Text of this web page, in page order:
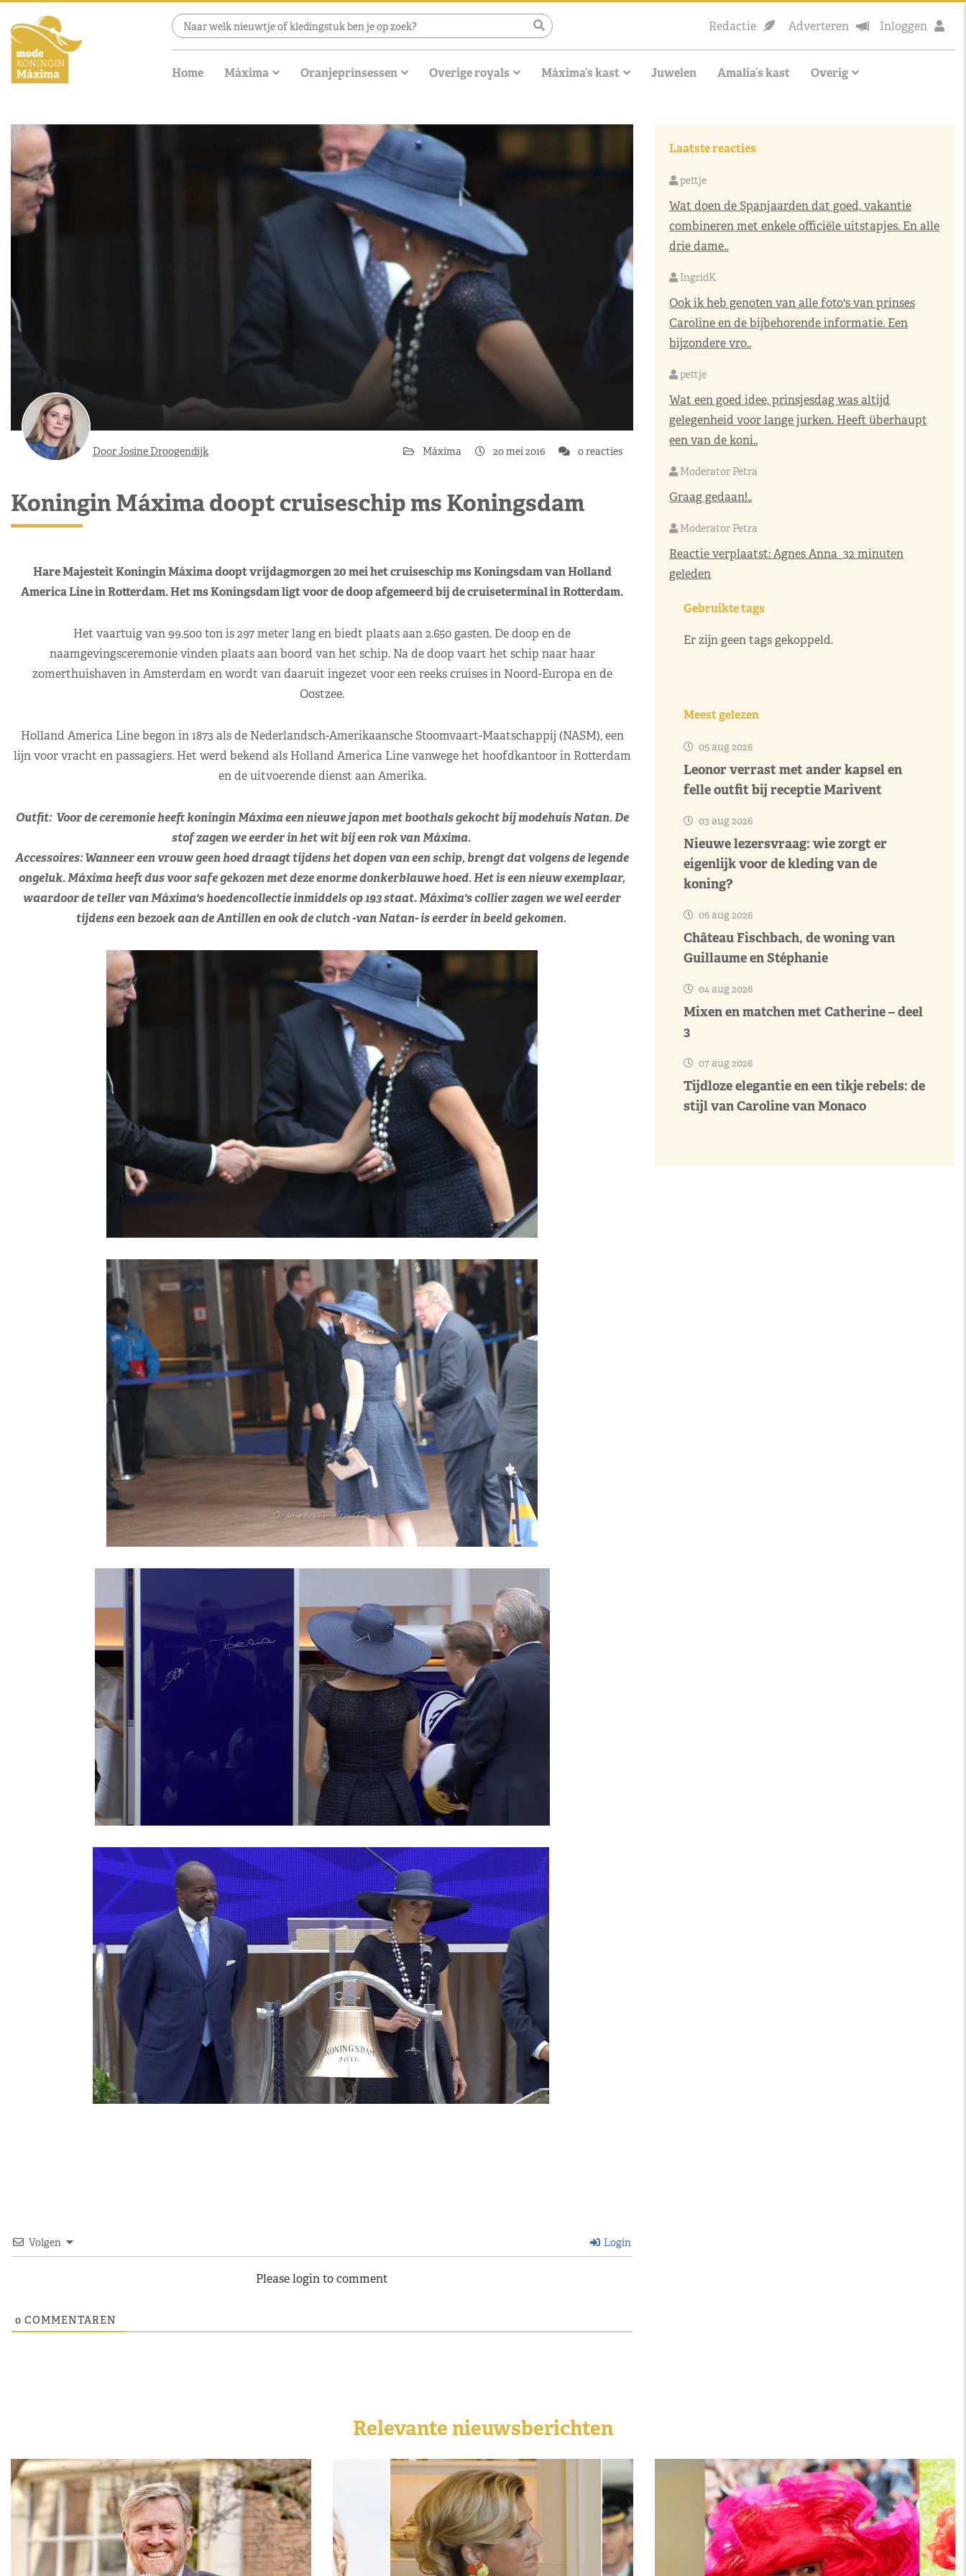
Redactie Adverteren Inloggen
Home Máxima Oranjeprinsessen Overige royals Máxima’s kast Juwelen Amalia’s kast Overig
Door Josine Droogendijk Máxima 20 mei 2016 0 reacties
Koningin Máxima doopt cruiseschip ms Koningsdam
Hare Majesteit Koningin Máxima doopt vrijdagmorgen 20 mei het cruiseschip ms Koningsdam van Holland
America Line in Rotterdam. Het ms Koningsdam ligt voor de doop afgemeerd bij de cruiseterminal in Rotterdam.
Het vaartuig van 99.500 ton is 297 meter lang en biedt plaats aan 2.650 gasten. De doop en de
naamgevingsceremonie vinden plaats aan boord van het schip. Na de doop vaart het schip naar haar
zomerthuishaven in Amsterdam en wordt van daaruit ingezet voor een reeks cruises in Noord-Europa en de
Oostzee.
Holland America Line begon in 1873 als de Nederlandsch-Amerikaansche Stoomvaart-Maatschappij (NASM), een
lijn voor vracht en passagiers. Het werd bekend als Holland America Line vanwege het hoofdkantoor in Rotterdam
en de uitvoerende dienst aan Amerika.
Outfit: Voor de ceremonie heeft koningin Máxima een nieuwe japon met boothals gekocht bij modehuis Natan. De
stof zagen we eerder in het wit bij een rok van Máxima.
Accessoires: Wanneer een vrouw geen hoed draagt tijdens het dopen van een schip, brengt dat volgens de legende
ongeluk. Máxima heeft dus voor safe gekozen met deze enorme donkerblauwe hoed. Het is een nieuw exemplaar,
waardoor de teller van Máxima's hoedencollectie inmiddels op 193 staat. Máxima's collier zagen we wel eerder
tijdens een bezoek aan de Antillen en ook de clutch -van Natan- is eerder in beeld gekomen.
Volgen Login
Please login to comment
0 COMMENTAREN
Laatste reacties
pettje
Wat doen de Spanjaarden dat goed, vakantie
combineren met enkele officiële uitstapjes. En alle
drie dame..
IngridK
Ook ik heb genoten van alle foto's van prinses
Caroline en de bijbehorende informatie. Een
bijzondere vro..
pettje
Wat een goed idee, prinsjesdag was altijd
gelegenheid voor lange jurken. Heeft überhaupt
een van de koni..
Moderator Petra
Graag gedaan!..
Moderator Petra
Reactie verplaatst:Agnes Anna 32 minuten
geleden
Gebruikte tags
Er zijn geen tags gekoppeld.
Meest gelezen
05 aug 2026
Leonor verrast met ander kapsel en
felle outfit bij receptie Marivent
03 aug 2026
Nieuwe lezersvraag: wie zorgt er
eigenlijk voor de kleding van de
koning?
06 aug 2026
Château Fischbach, de woning van
Guillaume en Stéphanie
04 aug 2026
Mixen en matchen met Catherine – deel
3
07 aug 2026
Tijdloze elegantie en een tikje rebels: de
stijl van Caroline van Monaco
Relevante nieuwsberichten